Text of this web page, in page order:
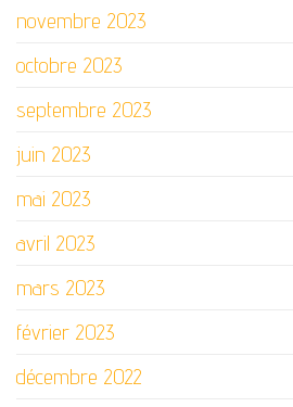
novembre 2023
octobre 2023
septembre 2023
juin 2023
mai 2023
avril 2023
mars 2023
février 2023
décembre 2022